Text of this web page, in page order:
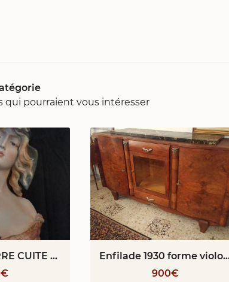
qui pourraient vous intéresser
BUSTE EN TERRE CUITE VELLEDA PAR GRISARD
Enfilade 1930 forme violon
900€